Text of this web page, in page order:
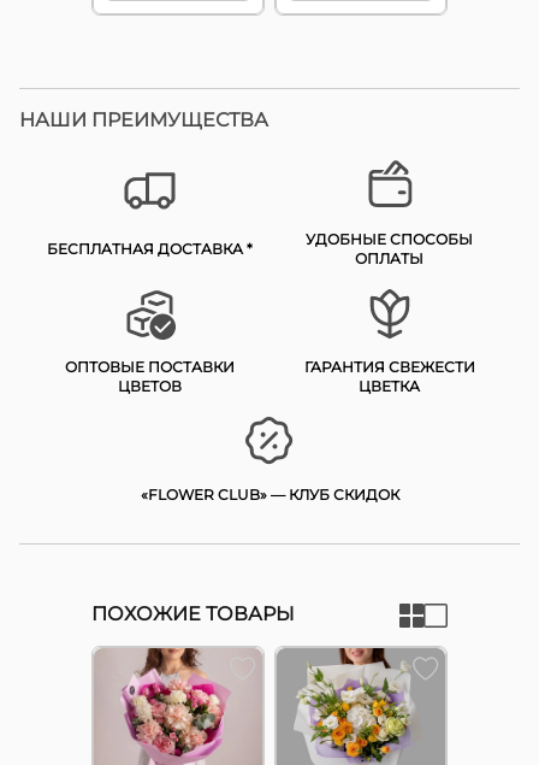
НАШИ ПРЕИМУЩЕСТВА
БЕСПЛАТНАЯ ДОСТАВКА *
УДОБНЫЕ СПОСОБЫ
ОПЛАТЫ
ОПТОВЫЕ ПОСТАВКИ
ЦВЕТОВ
ГАРАНТИЯ СВЕЖЕСТИ
ЦВЕТКА
«FLOWER CLUB» — КЛУБ СКИДОК
ПОХОЖИЕ ТОВАРЫ